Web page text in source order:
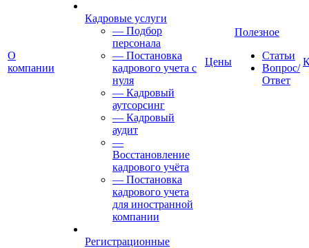
О
компании
Кадровые услуги
— Подбор
персонала
— Постановка
кадрового учета с
нуля
— Кадровый
аутсорсинг
— Кадровый
аудит
—
Восстановление
кадрового учёта
— Постановка
кадрового учета
для иностранной
компании
Регистрационные
Цены
Полезное
Статьи
Вопрос/
Ответ